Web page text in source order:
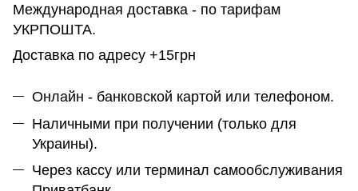
Международная доставка - по тарифам
УКРПОШТА.
Доставка по адресу +15грн
Онлайн - банковской картой или телефоном.
Наличными при получении (только для
Украины).
Через кассу или терминал самообслуживания